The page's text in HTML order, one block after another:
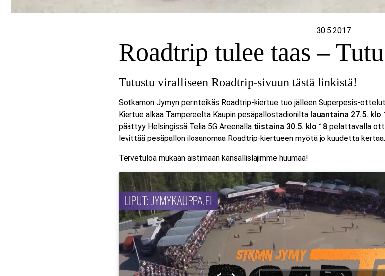
30.5.2017
Roadtrip tulee taas –
Tutustu viralliseen Roadtrip-sivuun tästä linkistä!
Sotkamon Jymyn perinteikäs Roadtrip-kiertue tuo jälleen Superpesis-
Kiertue alkaa Tampereelta Kaupin pesäpallostadionilta lauantaina 27.5. klo
päättyy Helsingissä Telia 5G Areenalla tiistaina 30.5. klo 18pelattavalla
levittää pesäpallon ilosanomaa Roadtrip-kiertueen myötä jo kuudetta kertaa.
Tervetuloa mukaan aistimaan kansallislajimme huumaa!